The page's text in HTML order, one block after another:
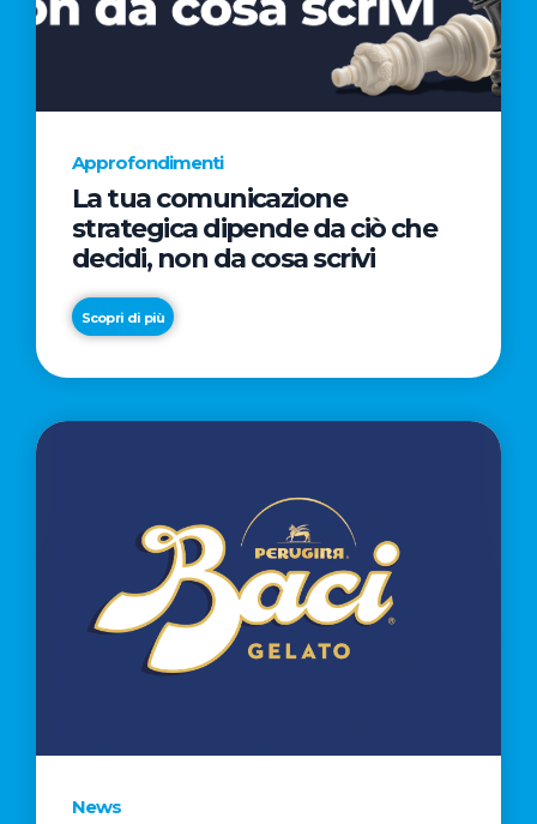
AL
CINEMA
NELLA
CAMPAGNA
REGISTA
PREMIO
OSCAR®
Approfondimenti
La tua comunicazione
strategica dipende da ciò che
decidi, non da cosa scrivi
Scopri di più
News